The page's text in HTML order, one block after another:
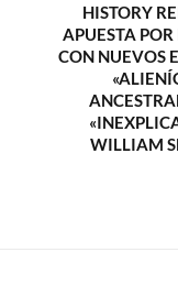
HISTORY
APUESTA
CON NUEVOS
WILLIAM